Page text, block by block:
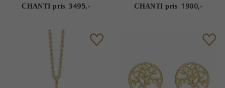
CHANTI pris 3495,- CHANTI pris 1900,-